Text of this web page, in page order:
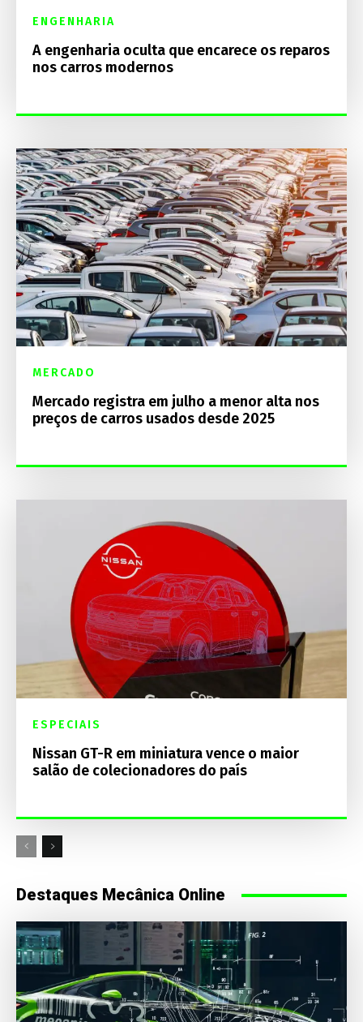
ENGENHARIA
A engenharia oculta que encarece os reparos
nos carros modernos
MERCADO
Mercado registra em julho a menor alta nos
preços de carros usados desde 2025
ESPECIAIS
Nissan GT-R em miniatura vence o maior
salão de colecionadores do país
Destaques Mecânica Online